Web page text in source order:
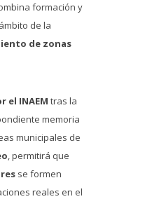
formación y
de la
de zonas
el INAEM tras la
memoria
municipales de
, permitirá que
se formen
reales en el